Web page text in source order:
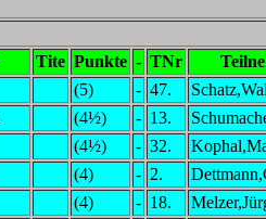
Tite Punkte - TNr
(5) - 47.
(4½) - 13.
(4½) - 32.
(4) - 2.
(4) - 18.